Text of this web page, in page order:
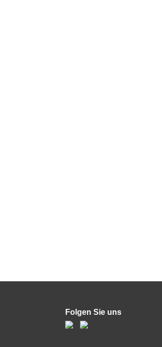
Folgen Sie uns